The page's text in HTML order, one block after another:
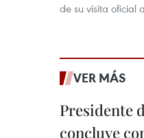
de su visita oficial
VER MÁS
Presidente
concluye